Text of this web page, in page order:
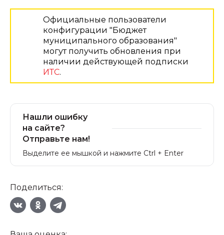
Официальные пользователи
конфигурации "Бюджет
муниципального образования"
могут получить обновления при
наличии действующей подписки
ИТС.
Нашли ошибку
на сайте?
Отправьте нам!
Выделите ее мышкой и нажмите Ctrl + Enter
Поделиться: